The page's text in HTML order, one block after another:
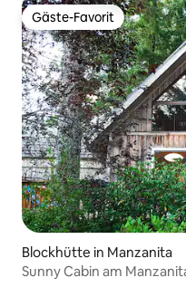
Gäste-Favorit
Gäste-Favorit
Blockhütte in Manzanita
Sunny Cabin am